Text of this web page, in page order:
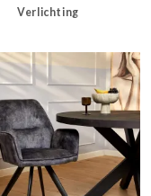
Verlichting